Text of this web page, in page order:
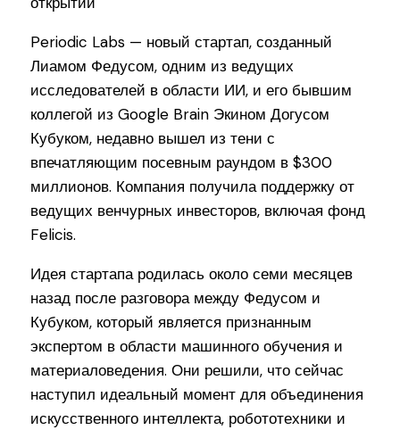
Periodic Labs — новый стартап, созданный
Лиамом Федусом, одним из ведущих
исследователей в области ИИ, и его бывшим
коллегой из Google Brain Экином Догусом
Кубуком, недавно вышел из тени с
впечатляющим посевным раундом в $300
миллионов. Компания получила поддержку от
ведущих венчурных инвесторов, включая фонд
Felicis.
Идея стартапа родилась около семи месяцев
назад после разговора между Федусом и
Кубуком, который является признанным
экспертом в области машинного обучения и
материаловедения. Они решили, что сейчас
наступил идеальный момент для объединения
искусственного интеллекта, робототехники и